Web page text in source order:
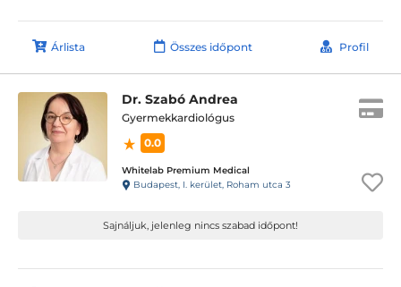
Árlista Összes időpont Profil
Dr. Szabó Andrea
Gyermekkardiológus
0.0
Whitelab Premium Medical
Budapest, I. kerület, Roham utca 3
Sajnáljuk, jelenleg nincs szabad időpont!